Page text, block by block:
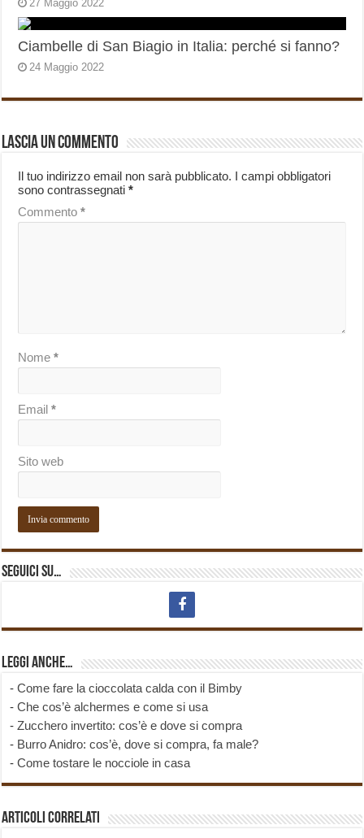
27 Maggio 2022
Ciambelle di San Biagio in Italia: perché si fanno?
24 Maggio 2022
Lascia un commento
Il tuo indirizzo email non sarà pubblicato. I campi obbligatori
sono contrassegnati*
Commento*
Nome*
Email*
Sito web
Seguici su…
Leggi anche…
-Come fare la cioccolata calda con il Bimby
-Che cos’è alchermes e come si usa
-Zucchero invertito: cos’è e dove si compra
- Burro Anidro: cos’è, dove si compra, fa male?
-Come tostare le nocciole in casa
Articoli correlati